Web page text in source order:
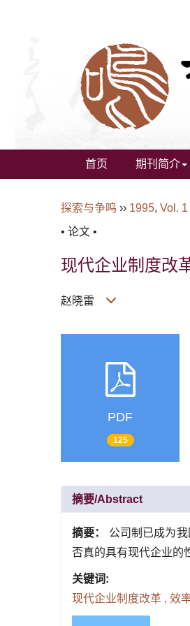
首页 期刊简介
探索与争鸣 ›› 1995, Vol. 1
• 论文 •
现代企业制度改
赵晓雷
PDF
125
摘要/Abstract
摘要： 公司制已成为
否真的具有现代企业的
关键词:
现代企业制度改革 , 效